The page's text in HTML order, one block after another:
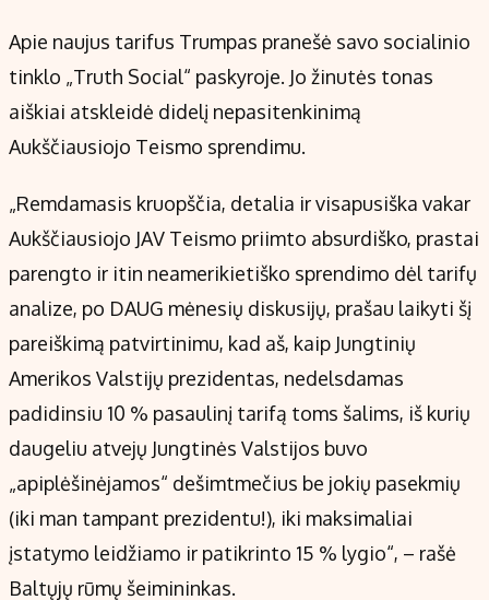
Apie naujus tarifus Trumpas pranešė savo socialinio
tinklo „Truth Social“ paskyroje. Jo žinutės tonas
aiškiai atskleidė didelį nepasitenkinimą
Aukščiausiojo Teismo sprendimu.
„Remdamasis kruopščia, detalia ir visapusiška vakar
Aukščiausiojo JAV Teismo priimto absurdiško, prastai
parengto ir itin neamerikietiško sprendimo dėl tarifų
analize, po DAUG mėnesių diskusijų, prašau laikyti šį
pareiškimą patvirtinimu, kad aš, kaip Jungtinių
Amerikos Valstijų prezidentas, nedelsdamas
padidinsiu 10 % pasaulinį tarifą toms šalims, iš kurių
daugeliu atvejų Jungtinės Valstijos buvo
„apiplėšinėjamos“ dešimtmečius be jokių pasekmių
(iki man tampant prezidentu!), iki maksimaliai
įstatymo leidžiamo ir patikrinto 15 % lygio“, – rašė
Baltųjų rūmų šeimininkas.